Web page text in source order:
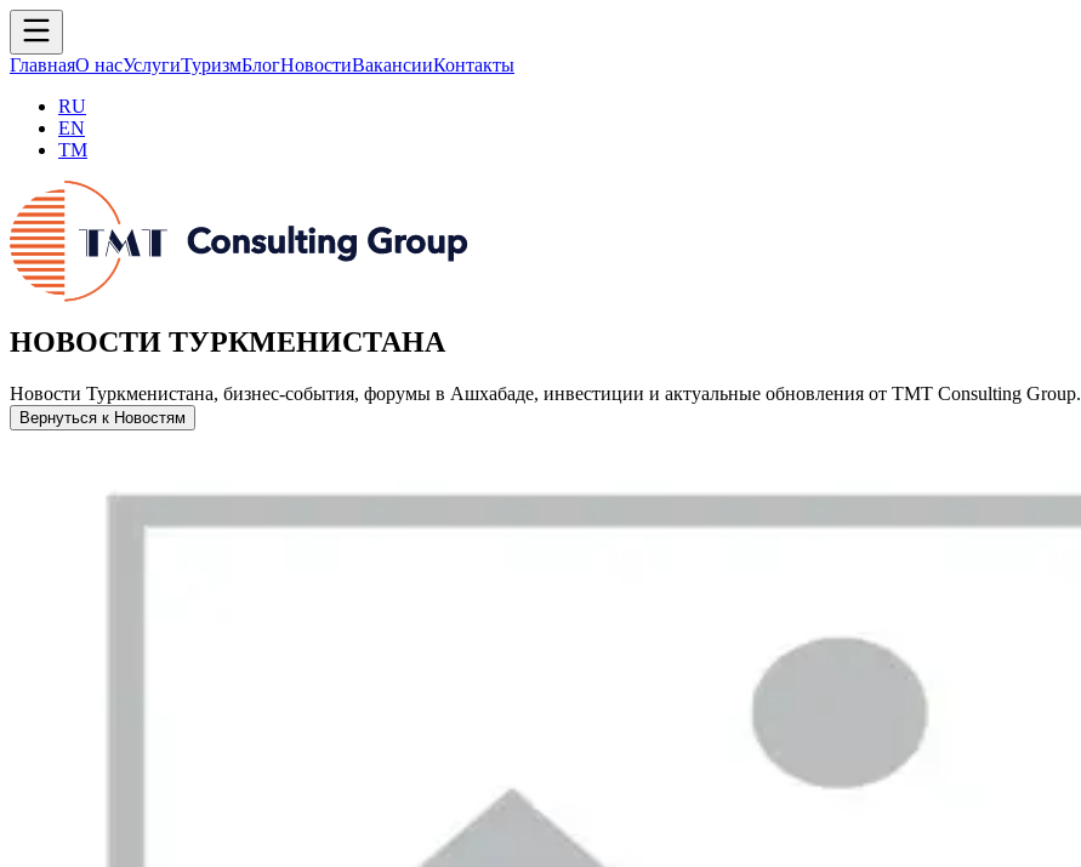
ГлавнаяО насУслугиТуризмБлогНовостиВакансииКонтакты
RU
EN
TM
НОВОСТИ ТУРКМЕНИСТАНА
Новости Туркменистана, бизнес-события, форумы в Ашхабаде, инвестиции и актуальные обновления от TMT Consulting Group.
Вернуться к Новостям